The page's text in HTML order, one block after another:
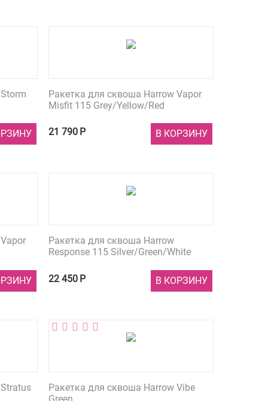
Ракетка для сквоша Harrow Vapor
Misfit 115 Grey/Yellow/Red
21 790 Р В КОРЗИНУ
Ракетка для сквоша Harrow
Response 115 Silver/Green/White
22 450 Р В КОРЗИНУ
Ракетка для сквоша Harrow Vibe
Green